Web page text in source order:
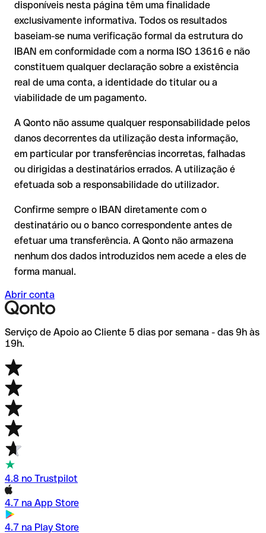
corresponder a nenhuma conta real. Por exemplo, se foram
transpostos dígitos e a combinação resultante é formalmente
válida.
por escrito, especialmente em novas relações comerciais ou
com montantes elevados. A existência de uma conta só pode
ser verificada pelo próprio Banca March, S.A ou através de
uma transferência de teste.
é executada para uma conta alheia. Neste caso:
O banco destinatário é obrigado a colaborar na
recuperação dos fundos;
A sua instituição pode iniciar um processo de reclamação a
seu pedido;
A devolução não está garantida, especialmente se o
destinatário já tiver utilizado o dinheiro
recuperação é consideravelmente mais complexa e implica
comissões adicionais.
Recomendação
: verifique cada IBAN antes de efetuar uma
transferência com o nosso IBAN Checker gratuito e, em caso
de dúvida, confirme-o diretamente com o destinatário. Esta
precaução é especialmente importante com montantes
elevados ou em novas relações comerciais.
disponíveis nesta página têm uma finalidade
exclusivamente informativa. Todos os resultados
baseiam-se numa verificação formal da estrutura do
IBAN em conformidade com a norma ISO 13616 e não
constituem qualquer declaração sobre a existência
real de uma conta, a identidade do titular ou a
viabilidade de um pagamento.
A Qonto não assume qualquer responsabilidade pelos
danos decorrentes da utilização desta informação,
em particular por transferências incorretas, falhadas
ou dirigidas a destinatários errados. A utilização é
efetuada sob a responsabilidade do utilizador.
Confirme sempre o IBAN diretamente com o
destinatário ou o banco correspondente antes de
efetuar uma transferência. A Qonto não armazena
nenhum dos dados introduzidos nem acede a eles de
forma manual.
Abrir conta
Serviço de Apoio ao Cliente 5 dias por semana - das 9h às
19h.
4.8 no Trustpilot
4.7 na App Store
4.7 na Play Store